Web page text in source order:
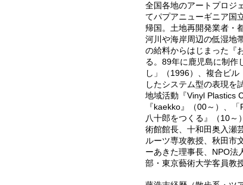
全国各地のアートプロジ
てパプアニューギニア国
帰国。土地再開発業者・
河川や海岸周辺の低湿地
の給料からはじまった『
る。89年に鹿児島に制作
し」（1996）、複合ビ
したシステム型の表現を
地域活動『Vinyl Plastics
『kaekko』（00～）、
八十郎をつくる』（10～
術館館長、十和田奥入瀬
ルーツ専攻教授、秋田
ーあきた理事長、
NPO法
部・東京藝術大学客員教